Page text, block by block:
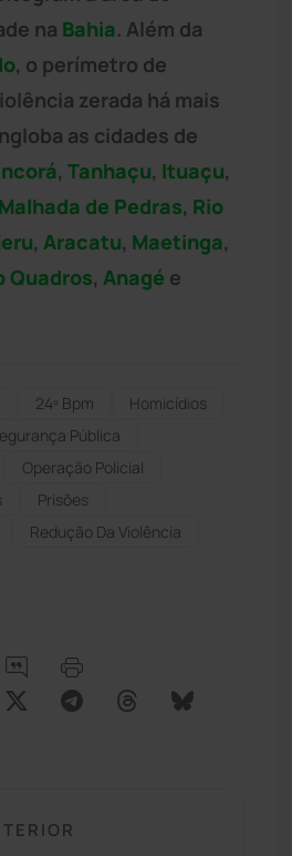
na Bahia. Além da
, o perímetro de
zerada há mais
as cidades de
, Tanhaçu, Ituaçu,
Malhada de Pedras, Rio
, Aracatu, Maetinga,
Quadros, Anagé e
24º Bpm
Homicídios
Pública
Operação Policial
Prisões
Redução Da Violência